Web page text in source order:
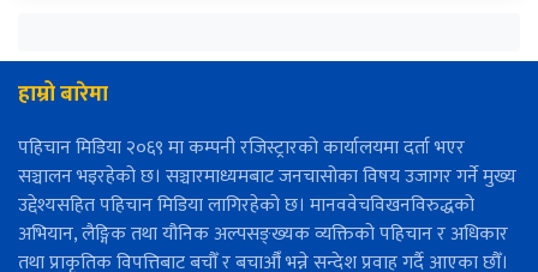
हाम्रो बारेमा
पहिचान मिडिया २०६९ मा कम्पनी रजिस्ट्रारको कार्यालयमा दर्ता भएर
सञ्चालन भइरहेको छ। सञ्चारमाध्यमबाट जनचासोका विषय उजागर गर्ने मुख्य
उद्देश्यसहित पहिचान मिडिया लागिरहेको छ। मानववेचविखनविरुद्धको
अभियान, लैङ्गिक तथा यौनिक अल्पसङ्ख्यक व्यक्तिको पहिचान र अधिकार
तथा प्राकृतिक विपत्तिबाट बचौँ र बचाऔँ भन्ने सन्देश प्रवाह गर्दै आएका छौँ।